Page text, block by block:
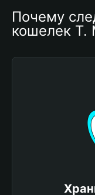
Почему
кошелек T.